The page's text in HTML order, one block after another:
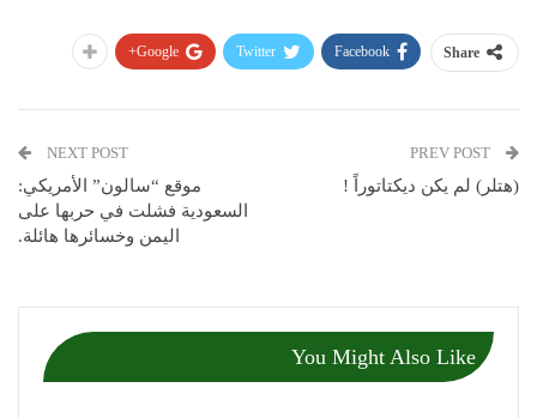
Share
Facebook
Twitter
Google+
(هتلر) لم يكن ديكتاتوراً !
NEXT POST
موقع “سالون” الأمريكي:
السعودية فشلت في حربها على
اليمن وخسائرها هائلة.
You Might Also Like